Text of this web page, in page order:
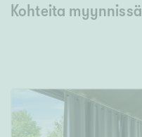
Kohteita myynnissä